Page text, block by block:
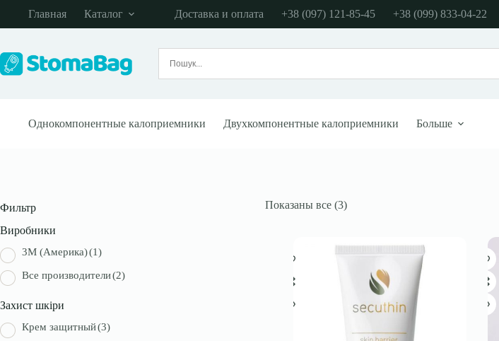
сути
Главная Каталог Доставка и оплата +38 (097) 121-85-45 +38 (099) 833-04-22
Однокомпонентные калоприемники Двухкомпонентные калоприемники Больше
Показаны все (3)
Фильтр
Виробники
3М (Америка)(1)
Все производители(2)
Захист шкіри
Крем защитный(3)